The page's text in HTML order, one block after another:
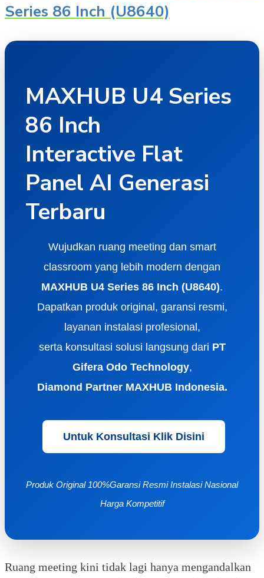
Series 86 Inch (U8640)
MAXHUB U4 Series
86 Inch
Interactive Flat
Panel AI Generasi
Terbaru
Wujudkan ruang meeting dan smart
classroom yang lebih modern dengan
MAXHUB U4 Series 86 Inch (U8640).
Dapatkan produk original, garansi resmi,
layanan instalasi profesional,
serta konsultasi solusi langsung dari PT
Gifera Odo Technology,
Diamond Partner MAXHUB Indonesia.
Untuk Konsultasi Klik Disini
Produk Original 100%Garansi ResmiInstalasi Nasional
Harga Kompetitif
Ruang meeting kini tidak lagi hanya mengandalkan